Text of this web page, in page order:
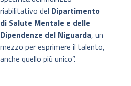
riabilitativo del Dipartimento
di Salute Mentale e delle
Dipendenze del Niguarda, un
mezzo per esprimere il talento,
anche quello più unico”.